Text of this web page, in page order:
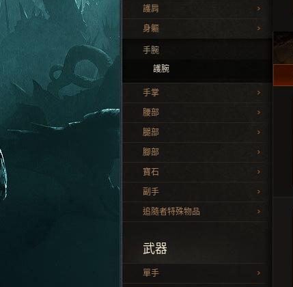
護肩
身軀
手腕
護腕
手掌
腰部
腿部
腳部
寶石
副手
追隨者特殊物品
武器
單手